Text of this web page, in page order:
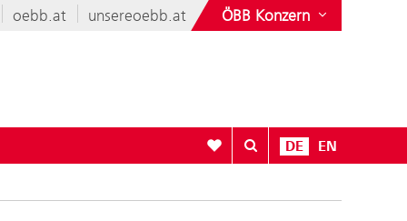
oebb.at unsereoebb.at ÖBB Konzern
Zur Favoritenliste
DE EN